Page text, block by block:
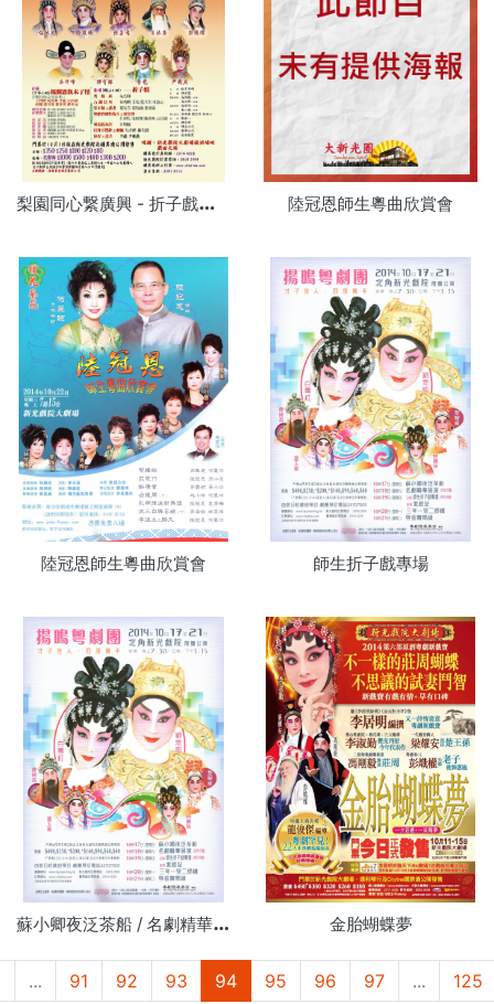
梨
園同心繋廣興 - 折子戲專場 陸冠恩師生粵曲欣賞會
陸冠恩師生粵曲欣賞會 師生折子戲專場
蘇
小卿夜泛茶船 / 名劇精華展演 / 紫釵記 / 三年一哭二郎橋 / 穿金寶扇緣 金胎蝴蝶夢
... 91 92 93 94 95 96 97 ... 125